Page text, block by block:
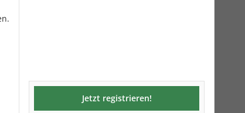
Jetzt registrieren!